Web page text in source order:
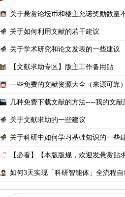
关于悬赏论坛币和楼主允诺奖励数量
关于如何利用文献的若干建议
关于学术研究和论文发表的一些建议
【文献求助专区】版主工作备用贴
一些免费的文献资源大全（来源可靠）
几种免费下载文献的方法----我的文献
关于文献求助的一些建议
关于科研中如何学习基础知识的一些
【必看】【本版版规，欢迎发悬赏贴
如何3天实现「科研智能体」全流程自